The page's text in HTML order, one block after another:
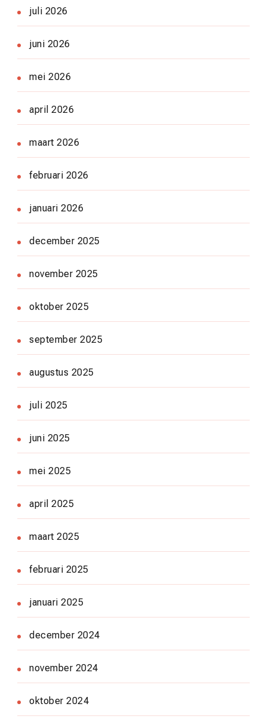
juli 2026
juni 2026
mei 2026
april 2026
maart 2026
februari 2026
januari 2026
december 2025
november 2025
oktober 2025
september 2025
augustus 2025
juli 2025
juni 2025
mei 2025
april 2025
maart 2025
februari 2025
januari 2025
december 2024
november 2024
oktober 2024